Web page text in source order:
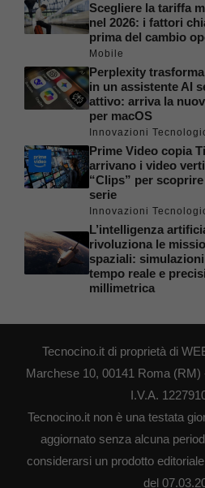
Scegliere la tariffa
nel 2026: i fattori
prima del cambio
Mobile
Perplexity
in un assistente AI
attivo: arriva la
per macOS
Innovazioni
Prime Video copia
arrivano i video
“Clips” per
serie
Innovazioni
L’intelligenza
rivoluziona le
spaziali:
tempo reale e
millimetrica
Tecnocino.it di proprietà di
Marchese 10, 00141 Roma
I.V.A.
Tecnocino.it non è una testata
aggiornato senza alcuna
considerarsi un prodotto
del